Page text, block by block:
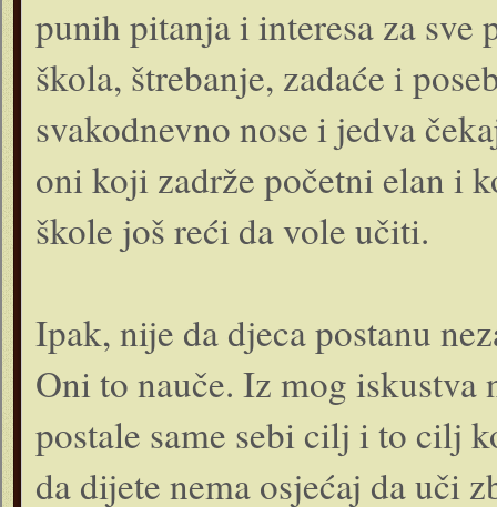
punih pitanja i interesa za
škola, štrebanje, zadaće i
svakodnevno nose i jedva
oni koji zadrže početni elan i
škole još reći da vole učiti.
Ipak, nije da djeca postanu
Oni to nauče. Iz mog iskustva
postale same sebi cilj i to cilj
da dijete nema osjećaj da uči